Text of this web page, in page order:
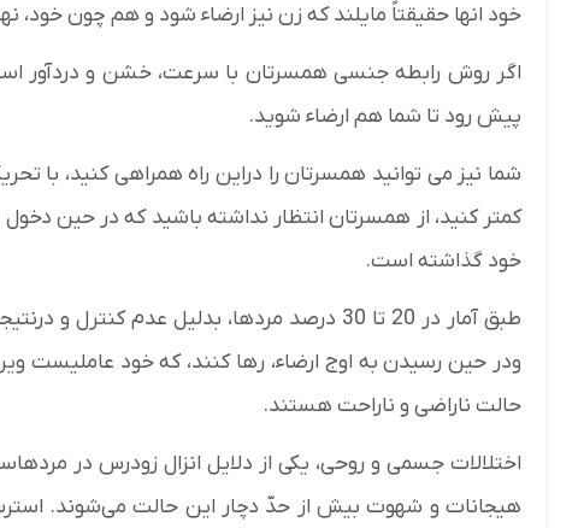
خود انها حقیقتاً مایلند که زن نیز ارضاء شود و هم چون خود،
اگر روش رابطه جنسی همسرتان با سرعت، خشن و دردآور
پیش رود تا شما هم ارضاء شوید.
شما نیز می توانید همسرتان را دراین راه همراهی کنید، با
کمتر کنید، از همسرتان انتظار نداشته باشید که در حین دخول
خود گذاشته است.
طبق آمار در 20 تا 30 درصد مردها، بدلیل عدم
ودر حین رسیدن به اوج ارضاء، رها کنند، که خود عاملیست
حالت ناراضی و ناراحت هستند.
اختلالات جسمی و روحی، یکی از دلایل انزال زودرس در
هیجانات و شهوت بیش از حدّ دچار این حالت می‌شوند.